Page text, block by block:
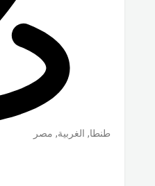
طنطا, الغربية, مصر